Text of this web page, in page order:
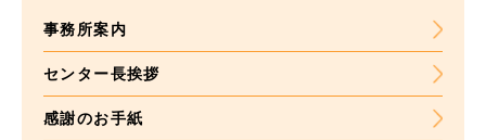
事務所案内
センター長挨拶
感謝のお手紙